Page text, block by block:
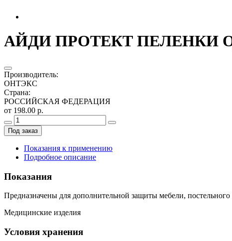
АЙДИ ПРОТЕКТ ПЕЛЕНКИ
Производитель:
ОНТЭКС
Страна:
РОССИЙСКАЯ ФЕДЕРАЦИЯ
от 198.00 р.
Под заказ
Показания к применению
Подробное описание
Показания
Предназначены для дополнительной защиты мебели,
Медицинские изделия
Условия хранения